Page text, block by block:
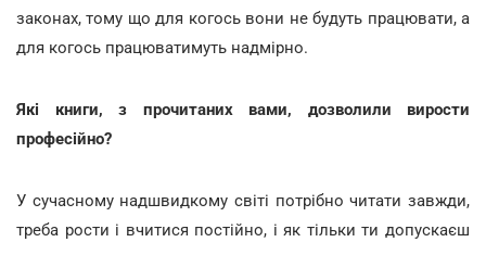
законах, тому що для когось вони не будуть працювати, а
для когось працюватимуть надмірно.
Які книги, з прочитаних вами, дозволили вирости
професійно?
У сучасному надшвидкому світі потрібно читати завжди,
треба рости і вчитися постійно, і як тільки ти допускаєш